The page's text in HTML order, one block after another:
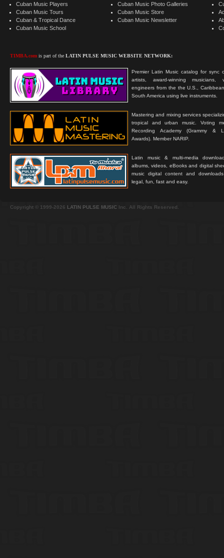
Cuban Music Players
Cuban Music Tours
Cuban & Tropical Dance
Cuban Music School
TIMBA.com is part of the LATIN PULSE MUSIC WEBSITE NETWORK:
Premier Latin Music catalog for sync
artists, award-winning musicians,
engineers from the the U.S.,
South America using live instruments.
Mastering and mixing services
tropical and urban music. Voting
Recording Academy (Grammy &
Awards). Member NARIP.
Latin music & multi-media
albums, videos, eBooks and digital
music digital content and
legal, fun, fast and easy.
Cuban Music Photo Galleries
Cuban Music Store
Cuban Music Newsletter
Copyright © 1999-2026 LATIN PULSE MUSIC Inc. All Rights Reserved.